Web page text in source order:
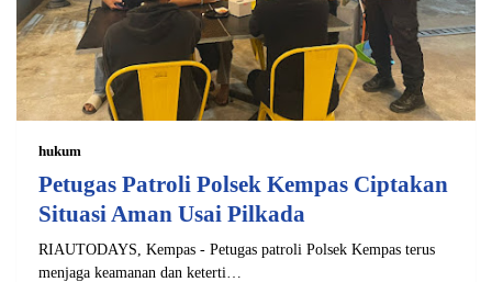
hukum
Petugas Patroli Polsek Kempas Ciptakan
Situasi Aman Usai Pilkada
RIAUTODAYS, Kempas - Petugas patroli Polsek Kempas terus
menjaga keamanan dan keterti…